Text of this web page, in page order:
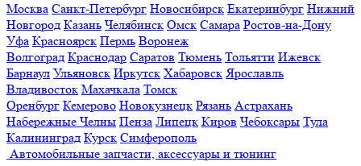
Москва Санкт-Петербург Новосибирск Екатеринбург Нижний
Новгород Казань Челябинск Омск Самара Ростов-на-Дону
Уфа Красноярск Пермь Воронеж
Волгоград Краснодар Саратов Тюмень Тольятти Ижевск
Барнаул Ульяновск Иркутск Хабаровск Ярославль
Владивосток Махачкала Томск
Оренбург Кемерово Новокузнецк Рязань Астрахань
Набережные Челны Пенза Липецк Киров Чебоксары Тула
Калининград Курск Симферополь
Автомобильные запчасти, аксессуары и тюнинг